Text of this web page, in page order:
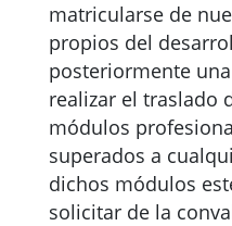
matricularse de
propios del
posteriormente
realizar el traslado
módulos
superados a
dichos módulos
solicitar de la